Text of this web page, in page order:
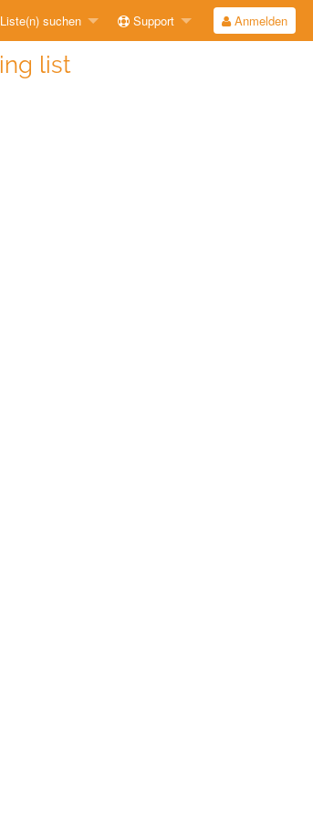
Liste(n) suchen Support Anmelden
list